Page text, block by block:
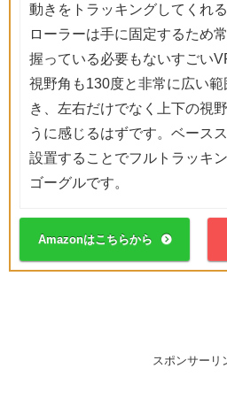
動きをトラッキングしてくれ
ローラーは手に固定するため
握っている必要もないすごい
視野角も130度と非常に広い
き、左右だけでなく上下の視
うに感じるはずです。ベース
設置することでフルトラッキ
ゴーグルです。
Amazonはこちらから
スポンサーリ